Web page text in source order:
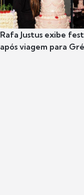
Rafa Justus exibe
após viagem para